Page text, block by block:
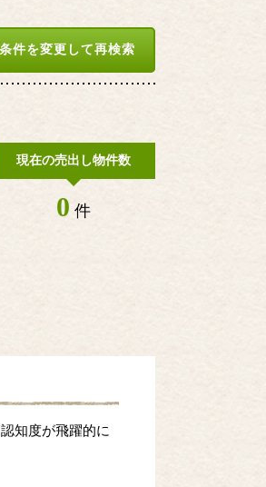
条件を変更して再検索
現在の売出し物件数
0 件
知度が飛躍的に